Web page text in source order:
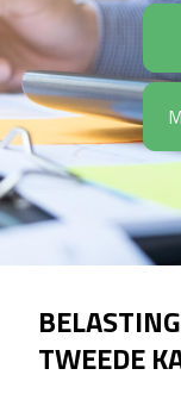
TWEEDE